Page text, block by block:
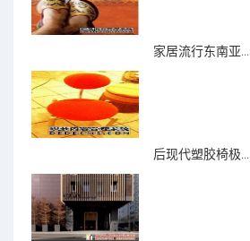
家居流行东南亚...
后现代塑胶椅极...